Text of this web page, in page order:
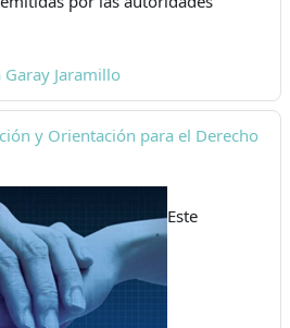
Garay Jaramillo
y Orientación para el Derecho
Este